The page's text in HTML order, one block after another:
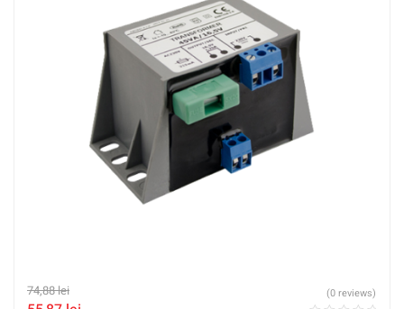
74,88lei (0 reviews)